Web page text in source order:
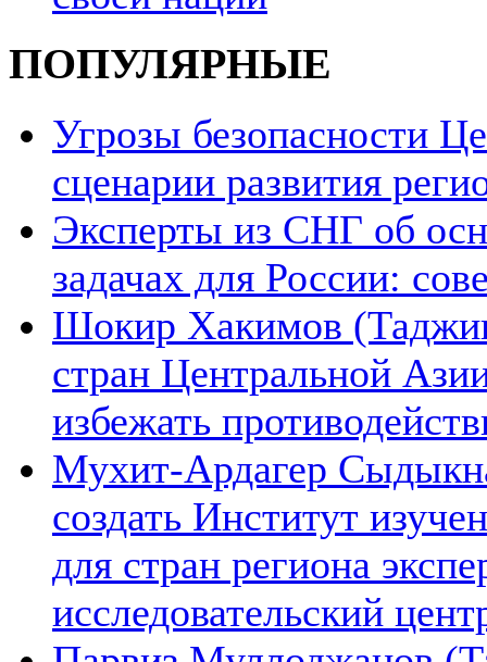
ПОПУЛЯРНЫЕ
Угрозы безопасности
сценарии развития
Эксперты из СНГ об
задачах для России:
Шокир Хакимов
стран Центральной
избежать
Мухит-Ардагер
создать Институт
для стран региона
исследовательский